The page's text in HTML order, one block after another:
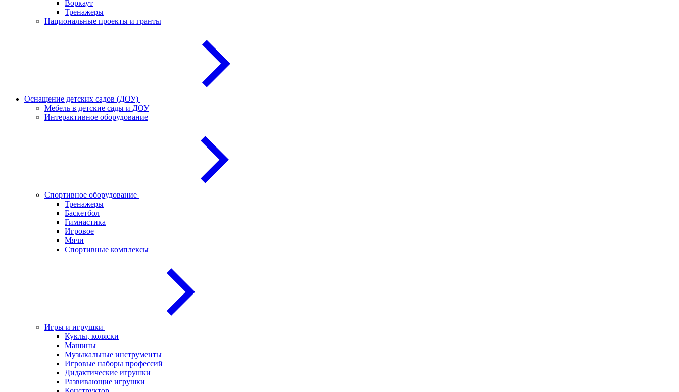
Воркаут
Тренажеры
Национальные проекты и гранты
Оснащение детских садов (ДОУ)
Мебель в детские сады и ДОУ
Интерактивное оборудование
Спортивное оборудование
Тренажеры
Баскетбол
Гимнастика
Игровое
Мячи
Спортивные комплексы
Игры и игрушки
Куклы, коляски
Машины
Музыкальные инструменты
Игровые наборы профессий
Дидактические игрушки
Развивающие игрушки